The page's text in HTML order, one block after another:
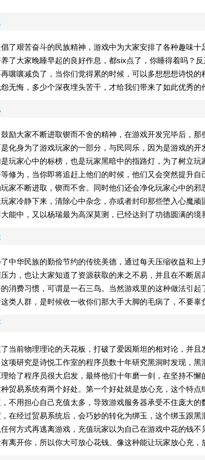
了艰苦奋斗的民族精神，游戏中为大家安排了各种趣味
了大家晚睡早起的良好作息，都six点了，你睡得着吗？
嚷嚷减负了，当你们觉得累的时候，可以多想想想诗悦的
无悔，多少个深夜埋头苦干，才给我们带来了如此优秀的
励大家不断进取锲而不舍的精神，在游戏开发完毕后，
化身为了游戏玩家的一部分，与民同乐，因为是游戏的
玩家心中的标榜，也是玩家黑暗中的指路灯，为了树立
修为，当你即将追赶上他们的时候，他们又会突然提升
家不断进取，锲而不舍。同时他们还会净化玩家心中的
家冷静下来，清除心中杂念，亦或者封印那些堕入心魔
能中，又以杨瑞最为高深莫测，已经达到了功德圆满的境
中华民族的勤俭节约的传统美德，通过每天压缩收益和
力，也让大家知道了资源获取的来之不易，并且在不断
消费习惯，可谓是一石三鸟。当然游戏里的这种做法引
类人群，是时候收一收你们那大手大脚的毛病了，不要辜
当前物理理论的天花板，打破了爱因斯坦的相对论，并
项研究是诗悦工作室的程序员数十年研究黑洞时发现，
给了程序员很大启发，最终他们十年磨一剑，在坚持不
贸易系统有两个好处。第一个好处就是放心充，这个特
不用担心自己充值太多，导致游戏服务器承受不住庞大
在经过贸易系统后，会巧妙的转化为绑玉，这个绑玉跟
何方式再逃离游戏，充值玩家以为自己在游戏中花的钱
离开你，所以你大可放心花钱。像这种能让玩家放心充，